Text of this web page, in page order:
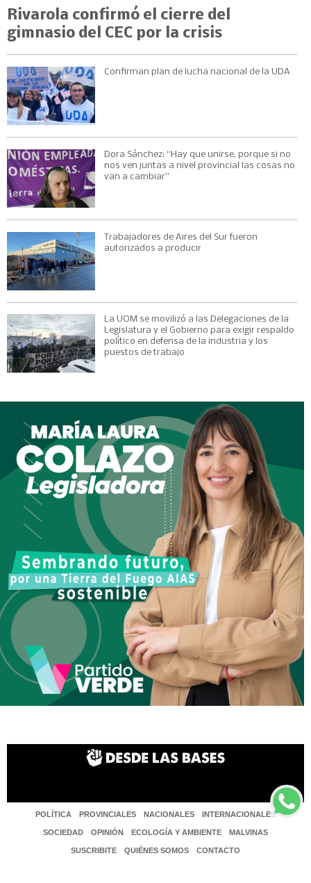
Rivarola confirmó el cierre del
gimnasio del CEC por la crisis
Confirman plan de lucha nacional de la UDA
Dora Sánchez: “Hay que unirse, porque si no
nos ven juntas a nivel provincial las cosas no
van a cambiar”
Trabajadores de Aires del Sur fueron
autorizados a producir
La UOM se movilizó a las Delegaciones de la
Legislatura y el Gobierno para exigir respaldo
político en defensa de la industria y los
puestos de trabajo
POLÍTICA PROVINCIALES NACIONALES INTERNACIONALES
SOCIEDAD OPINIÓN ECOLOGÍA Y AMBIENTE MALVINAS
SUSCRIBITE QUIÉNES SOMOS CONTACTO